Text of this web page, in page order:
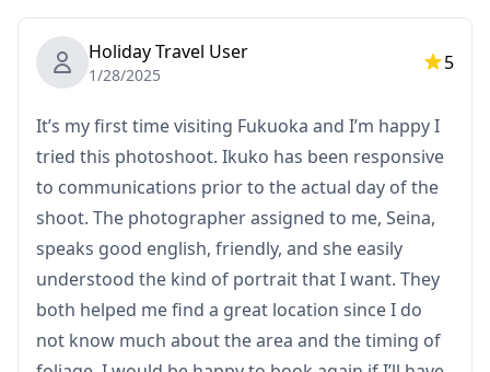
Yang Termasuk
・Sesi foto 1 jam
Holiday Travel User
1/28/2025
5
It’s my first time visiting Fukuoka and I’m happy I
tried this photoshoot. Ikuko has been responsive
to communications prior to the actual day of the
shoot. The photographer assigned to me, Seina,
speaks good english, friendly, and she easily
understood the kind of portrait that I want. They
both helped me find a great location since I do
not know much about the area and the timing of